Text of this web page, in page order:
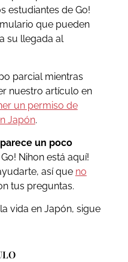
estudiantes de Go!
que pueden
su llegada al
parcial mientras
nuestro artículo en
un permiso de
Japón.
un poco
Nihon está aquí!
así que no
tus preguntas.
vida en Japón, sigue